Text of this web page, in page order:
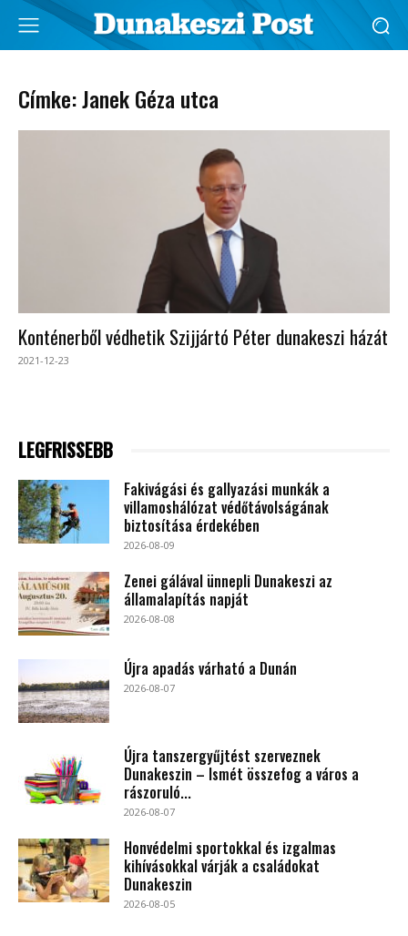
Címke: Janek Géza utca
Konténerből védhetik Szijjártó Péter dunakeszi házát
2021-12-23
LEGFRISSEBB
Fakivágási és gallyazási munkák a
villamoshálózat védőtávolságának
biztosítása érdekében
2026-08-09
Zenei gálával ünnepli Dunakeszi az
államalapítás napját
2026-08-08
Újra apadás várható a Dunán
2026-08-07
Újra tanszergyűjtést szerveznek
Dunakeszin – Ismét összefog a város a
rászoruló...
2026-08-07
Honvédelmi sportokkal és izgalmas
kihívásokkal várják a családokat
Dunakeszin
2026-08-05